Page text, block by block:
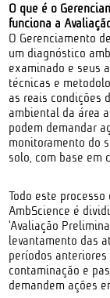
O que é o
funciona a
O Gerenciamento
um diagnóstico
examinado e seus
técnicas e
as reais condições
ambiental da área
podem demandar
monitoramento do
solo, com base em
Todo este
AmbScience é
‘Avaliação
levantamento das
períodos
contaminação e
demandem ações